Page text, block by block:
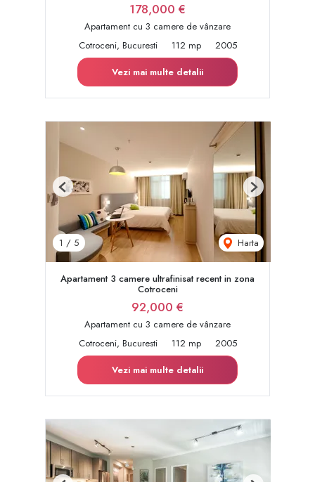
178,000 €
Apartament cu 3 camere de vânzare
Cotroceni, Bucuresti
112 mp
2005
Vezi mai multe detalii
1 / 5 Harta
Previous Next
Apartament 3 camere ultrafinisat recent in zona
Cotroceni
92,000 €
Apartament cu 3 camere de vânzare
Cotroceni, Bucuresti
112 mp
2005
Vezi mai multe detalii